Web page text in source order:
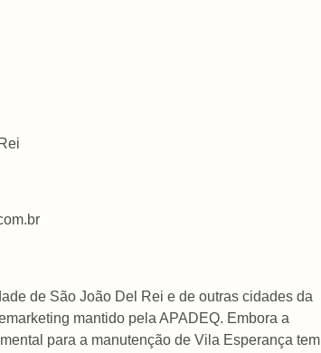
de São João Del Rei e de outras cidades da
mantido pela APADEQ. Embora a
para a manutenção de Vila Esperança tem